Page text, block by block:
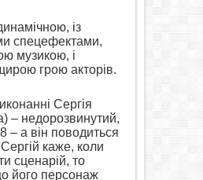
із
спецефектами,
музикою, і
грою акторів.
Сергія
– недорозвинутий,
– а він поводиться
каже, коли
сценарій, то
його персонаж